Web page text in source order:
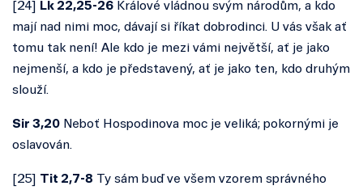
24 Lk 22,25-26 Králové vládnou svým národům, a kdo
mají nad nimi moc, dávají si říkat dobrodinci. U vás však ať
tomu tak není! Ale kdo je mezi vámi největší, ať je jako
nejmenší, a kdo je představený, ať je jako ten, kdo druhým
slouží.
Sir 3,20 Neboť Hospodinova moc je veliká; pokornými je
oslavován.
25 Tit 2,7-8 Ty sám buď ve všem vzorem správného